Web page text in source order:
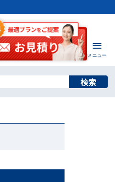
メニュー
検索